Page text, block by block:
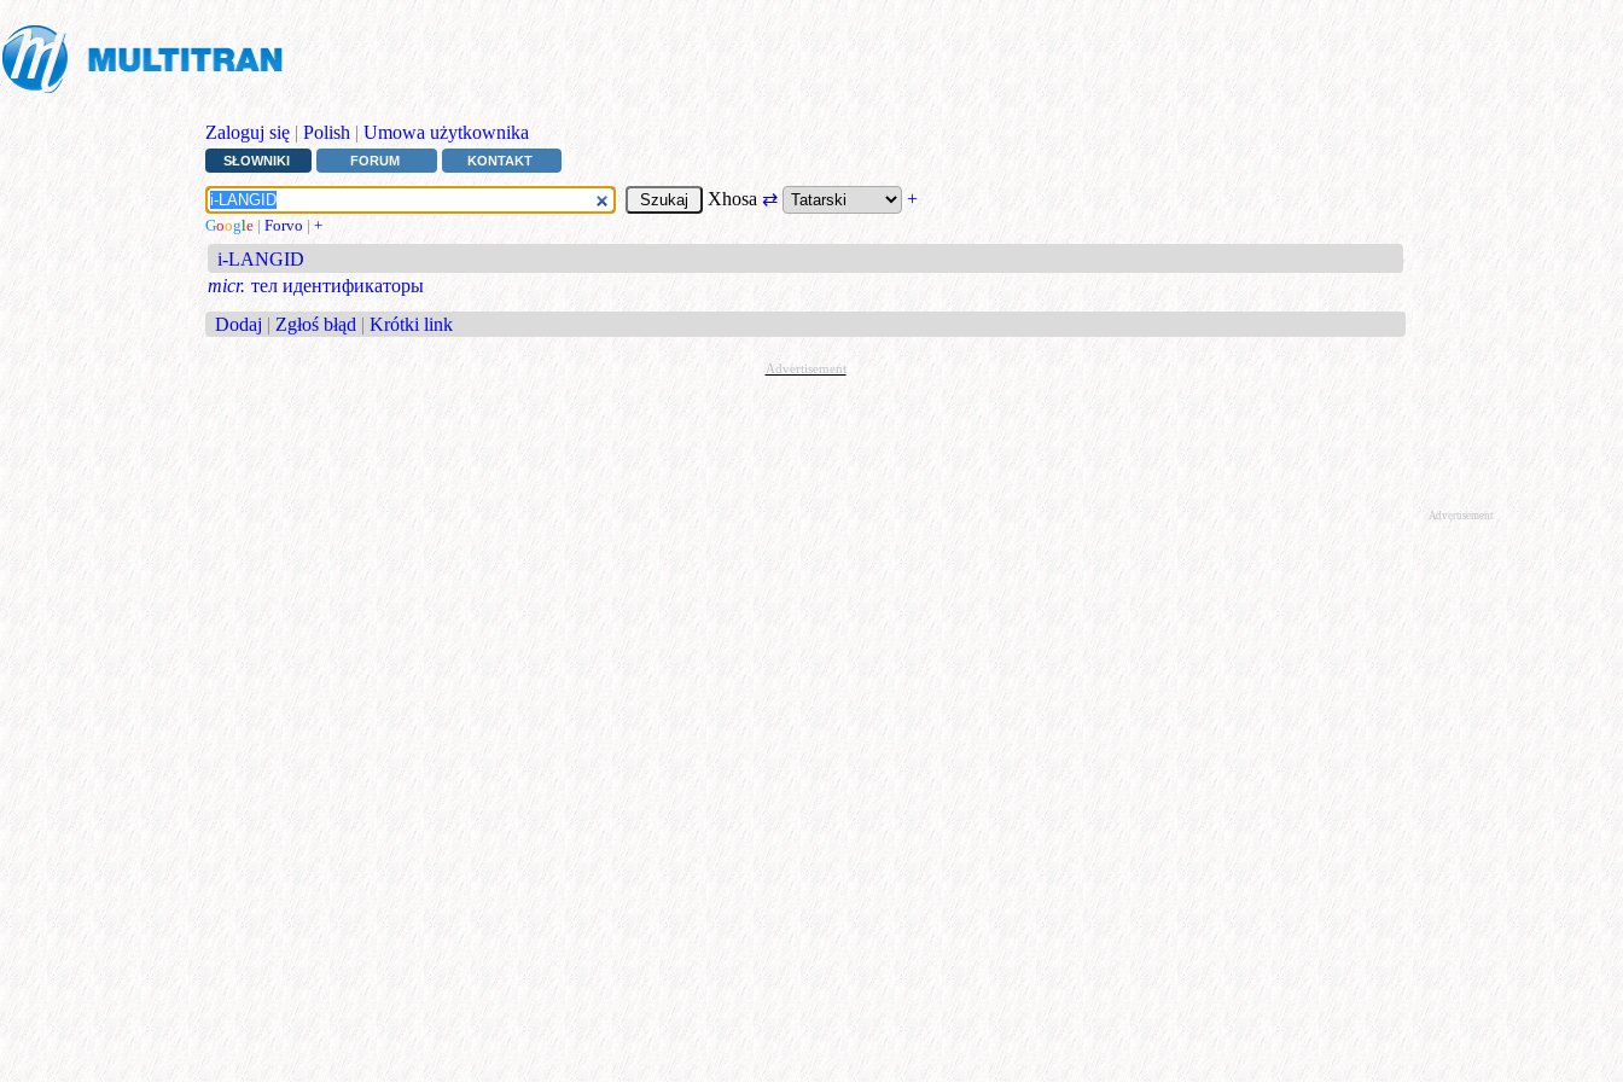
Zaloguj się | Polish | Umowa użytkownika
SŁOWNIKI FORUM KONTAKT
Xhosa⇄ +
Google | Forvo | +
i-LANGID
micr. тел идентификаторы
Dodaj | Zgłoś błąd | Krótki link
Advertisement
Advertisement